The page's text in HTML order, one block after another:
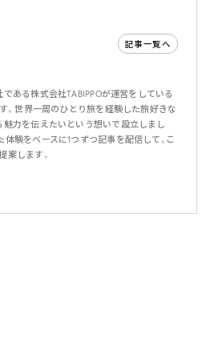
記事一覧へ
である株式会社TABIPPOが運営をしている
す。世界一周のひとり旅を経験した旅好きな
魅力を伝えたいという想いで設立しまし
体験をベースに1つずつ記事を配信して、こ
案します。